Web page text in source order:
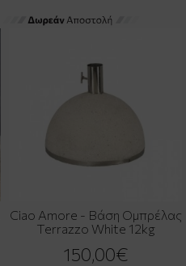
Ciao Amore - Βάση Ομπρέλας
Terrazzo White 12kg
150,00€